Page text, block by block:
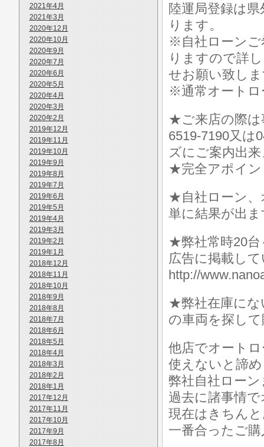
2021年4月
2021年3月
2020年12月
2020年10月
2020年9月
2020年7月
2020年6月
2020年5月
2020年4月
2020年3月
2020年2月
2019年12月
2019年11月
2019年10月
2019年9月
2019年8月
2019年7月
2019年6月
2019年5月
2019年4月
2019年3月
2019年2月
2019年1月
2018年12月
2018年11月
2018年10月
2018年9月
2018年8月
2018年7月
2018年6月
2018年5月
2018年4月
2018年3月
2018年2月
2018年1月
2017年12月
2017年11月
2017年10月
2017年9月
2017年8月
陸運局登録は
ります。
※自社ローンご
りますので詳
せお願い致し
※通常オートロ
★ご来店の際は
6519-7190又は
ズにご案内出
★完全アポイ
★自社ローン、
単に結果が出
★弊社常時20台
広告に掲載し
http://
★弊社在庫にな
の車両を探し
他店でオート
使えないと諦
弊社自社ロー
過去に諸事情
現在はきちん
一番合ったご